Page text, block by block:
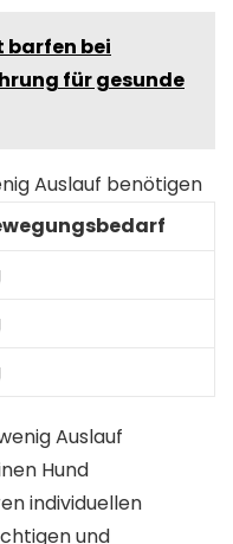
barfen bei
für gesunde
Auslauf benötigen
Auslauf
Hund
individuellen
und